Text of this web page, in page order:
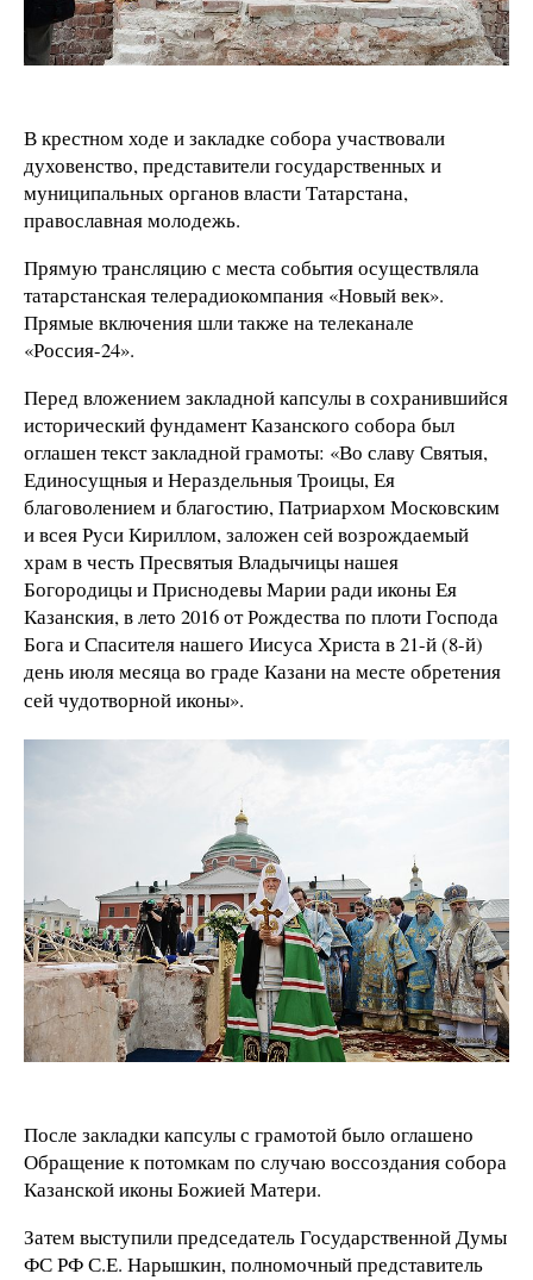
В крестном ходе и закладке собора участвовали
духовенство, представители государственных и
муниципальных органов власти Татарстана,
православная молодежь.
Прямую трансляцию с места события осуществляла
татарстанская телерадиокомпания «Новый век».
Прямые включения шли также на телеканале
«Россия-24».
Перед вложением закладной капсулы в сохранившийся
исторический фундамент Казанского собора был
оглашен текст закладной грамоты: «Во славу Святыя,
Единосущныя и Нераздельныя Троицы, Ея
благоволением и благостию, Патриархом Московским
и всея Руси Кириллом, заложен сей возрождаемый
храм в честь Пресвятыя Владычицы нашея
Богородицы и Приснодевы Марии ради иконы Ея
Казанския, в лето 2016 от Рождества по плоти Господа
Бога и Спасителя нашего Иисуса Христа в 21-й (8-й)
день июля месяца во граде Казани на месте обретения
сей чудотворной иконы».
После закладки капсулы с грамотой было оглашено
Обращение к потомкам по случаю воссоздания собора
Казанской иконы Божией Матери.
Затем выступили председатель Государственной Думы
ФС РФ С.Е. Нарышкин, полномочный представитель